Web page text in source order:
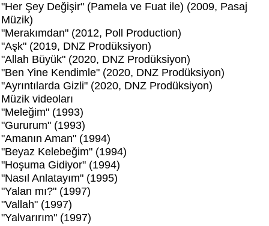
"Her Şey Değişir" (Pamela ve Fuat ile) (2009, Pasaj
Müzik)
"Merakımdan" (2012, Poll Production)
"Aşk" (2019, DNZ Prodüksiyon)
"Allah Büyük" (2020, DNZ Prodüksiyon)
"Ben Yine Kendimle" (2020, DNZ Prodüksiyon)
"Ayrıntılarda Gizli" (2020, DNZ Prodüksiyon)
Müzik videoları
"Meleğim" (1993)
"Gururum" (1993)
"Amanın Aman" (1994)
"Beyaz Kelebeğim" (1994)
"Hoşuma Gidiyor" (1994)
"Nasıl Anlatayım" (1995)
"Yalan mı?" (1997)
"Vallah" (1997)
"Yalvarırım" (1997)